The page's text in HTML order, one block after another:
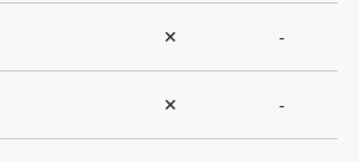
✕ -
✕ -